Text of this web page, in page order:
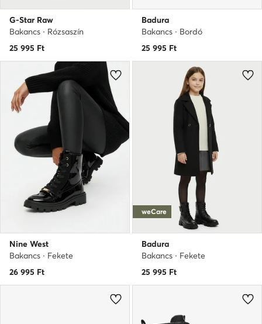
G-Star Raw
Bakancs · Rózsaszín
25 995 Ft
Badura
Bakancs · Bordó
25 995 Ft
Nine West
Bakancs · Fekete
26 995 Ft
weCare
Badura
Bakancs · Fekete
25 995 Ft